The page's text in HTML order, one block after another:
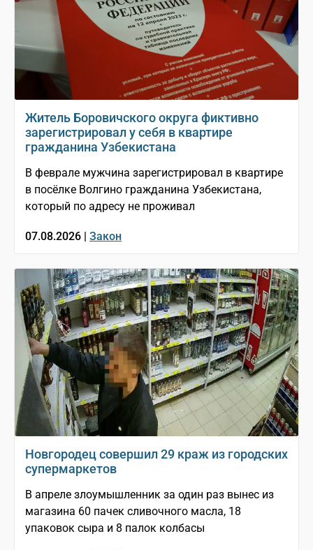
Житель Боровичского округа фиктивно
зарегистрировал у себя в квартире
гражданина Узбекистана
В феврале мужчина зарегистрировал в квартире
в посёлке Волгино гражданина Узбекистана,
который по адресу не проживал
07.08.2026 | Закон
Новгородец совершил 29 краж из городских
супермаркетов
В апреле злоумышленник за один раз вынес из
магазина 60 пачек сливочного масла, 18
упаковок сыра и 8 палок колбасы